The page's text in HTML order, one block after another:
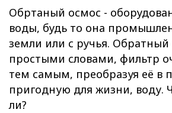
Обртаный осмос -
воды, будь то она
земли или с ручья.
простыми словами, фильтр
тем самым, преобразуя её в
пригодную для жизни, воду.
ли?